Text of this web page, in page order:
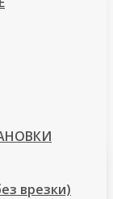
врезки)